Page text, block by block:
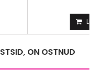
ON OSTNUD